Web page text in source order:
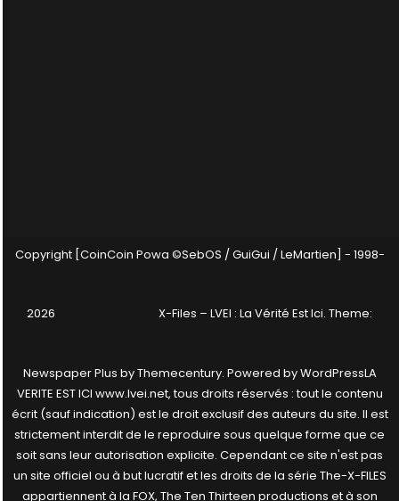
Copyright [CoinCoin Powa ©SebOS / GuiGui / LeMartien] - 1998-
2026 X-Files – LVEI : La Vérité Est Ici. Theme:
Newspaper Plus byThemecentury. Powered byWordPressLA
VERITE EST ICI www.lvei.net, tous droits réservés : tout le contenu
écrit (sauf indication) est le droit exclusif des auteurs du site. Il est
strictement interdit de le reproduire sous quelque forme que ce
soit sans leur autorisation explicite. Cependant ce site n'est pas
un site officiel ou à but lucratif et les droits de la série The-X-FILES
appartiennent à la FOX, The Ten Thirteen productions et à son